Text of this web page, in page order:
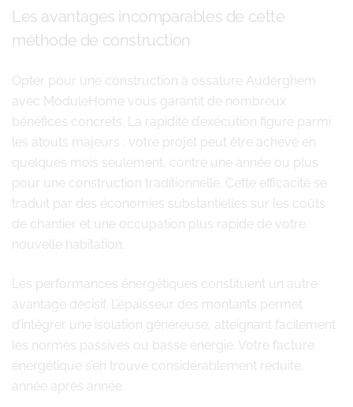
Les avantages incomparables de cette
méthode de construction
Opter pour une construction à ossature Auderghem
avec ModuleHome vous garantit de nombreux
bénéfices concrets. La rapidité d’exécution figure parmi
les atouts majeurs : votre projet peut être achevé en
quelques mois seulement, contre une année ou plus
pour une construction traditionnelle. Cette efficacité se
traduit par des économies substantielles sur les coûts
de chantier et une occupation plus rapide de votre
nouvelle habitation.
Les performances énergétiques constituent un autre
avantage décisif. L’épaisseur des montants permet
d’intégrer une isolation généreuse, atteignant facilement
les normes passives ou basse énergie. Votre facture
énergétique s’en trouve considérablement réduite,
année après année.